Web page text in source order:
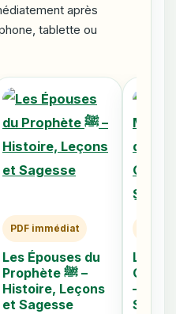
après
tablette ou
PDF immédiat
Les Épouses du
Prophète ﷺ –
Histoire, Leçons
et Sagesse
Les
–